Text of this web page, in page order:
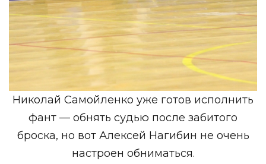
Николай Самойленко уже готов исполнить
фант — обнять судью после забитого
броска, но вот Алексей Нагибин не очень
настроен обниматься.